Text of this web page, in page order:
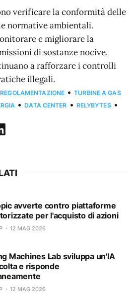
verificare la conformità delle
normative ambientali.
e migliorare la
di sostanze nocive.
a rafforzare i controlli
illegali.
REGOLAMENTAZIONE • TURBINE A GAS
• DATA CENTER • RELYBYTES •
avverte contro piattaforme
per l'acquisto di azioni
12 MAG 2026
Machines Lab sviluppa un'IA
e risponde
12 MAG 2026